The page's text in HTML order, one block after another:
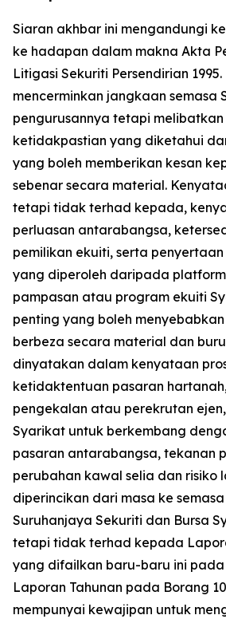
Siaran akhbar ini mengandungi
ke hadapan dalam makna Akta
Litigasi Sekuriti Persendirian
mencerminkan jangkaan semasa
pengurusannya tetapi melibatkan
ketidakpastian yang diketahui
yang boleh memberikan kesan
sebenar secara material.
tetapi tidak terhad kepada,
perluasan antarabangsa,
pemilikan ekuiti, serta
yang diperoleh daripada
pampasan atau program ekuiti
penting yang boleh
berbeza secara material dan
dinyatakan dalam kenyataan
ketidaktentuan pasaran
pengekalan atau perekrutan
Syarikat untuk berkembang
pasaran antarabangsa, tekanan
perubahan kawal selia dan risiko
diperincikan dari masa ke
Suruhanjaya Sekuriti dan Bursa
tetapi tidak terhad kepada
yang difailkan baru-baru ini pada
Laporan Tahunan pada Borang
mempunyai kewajipan untuk